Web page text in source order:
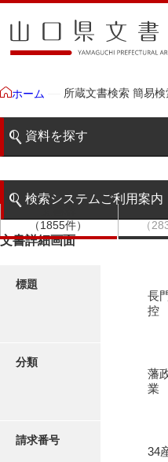
ホーム 所蔵文書検索 簡易検
資料を探す
階層検索
写真・絵はがき
検索システムご利用案内
検索システムの利用について
（1855件）
（
文書詳細画面
標題
長
控
分類
藩
業
請求番号
34